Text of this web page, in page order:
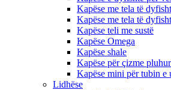
Kapëse me tela të
Kapëse me tela të
Kapëse teli me sustë
Kapëse Omega
Kapëse shale
Kapëse për çizme
Kapëse mini për tubin e
Lidhëse